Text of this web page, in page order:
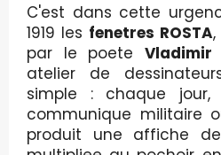
C'est dans cette
1919 les fenetres ROSTA,
par le poete Vladimir
atelier de
simple : chaque
communique militaire
produit une affiche